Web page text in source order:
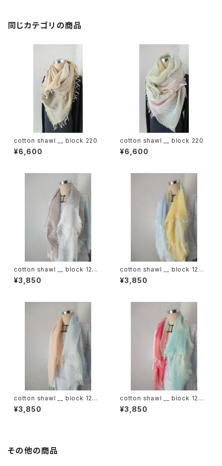
同じカテゴリの商品
cotton shawl __ block 220
¥6,600
cotton shawl __ block 220
¥6,600
cotton shawl __ block 120
白木蓮w
¥3,850
cotton shawl __ block 120
天泣w
¥3,850
cotton shawl __ block 120
朝朗w
¥3,850
cotton shawl __ block 120
春曙w
¥3,850
その他の商品